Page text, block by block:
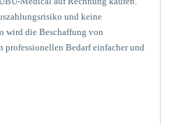
und keine
wird die Beschaffung von
Bedarf einfacher und